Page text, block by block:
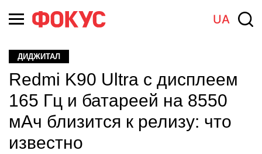
UA
ДИДЖИТАЛ
Redmi K90 Ultra с дисплеем
165 Гц и батареей на 8550
мАч близится к релизу: что
известно